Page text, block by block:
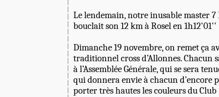
Le lendemain, notre inusable master
bouclait son 12 km à Rosel en
Dimanche 19 novembre, on remet ça
traditionnel cross d’Allonnes. Chacun
à l’Assemblée Générale, qui se sera
qui donnera envie à chacun d’encore
porter très hautes les couleurs du Club